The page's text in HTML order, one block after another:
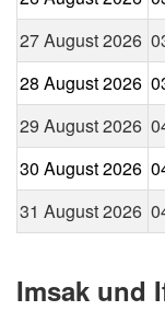
27 August 2026
28 August 2026
29 August 2026
30 August 2026
31 August 2026
Imsak und